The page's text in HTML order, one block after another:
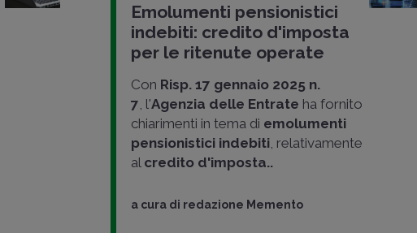
Emolumenti pensionistici
indebiti: credito d'imposta
per le ritenute operate
Con Risp. 17 gennaio 2025 n.
7 , l'Agenzia delle Entrate ha fornito
chiarimenti in tema di emolumenti
pensionistici indebiti , relativamente
al credito d'imposta..
a cura di redazione Memento